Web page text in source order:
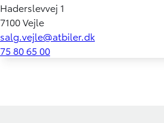
Haderslevvej 1
7100 Vejle
salg.vejle@atbiler.dk
75 80 65 00